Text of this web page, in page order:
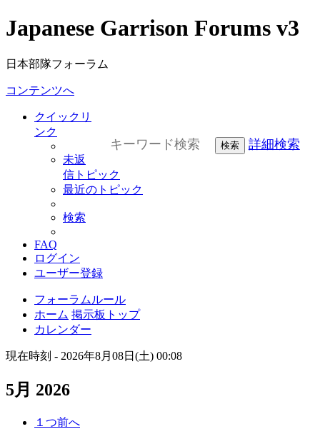
Japanese Garrison Forums v3
日本部隊フォーラム
コンテンツへ
検索 詳細検索
クイックリ
ンク
未返
信トピック
最近のトピック
検索
FAQ
ログイン
ユーザー登録
フォーラムルール
ホーム 掲示板トップ
カレンダー
現在時刻 - 2026年8月08日(土) 00:08
5月 2026
１つ前へ